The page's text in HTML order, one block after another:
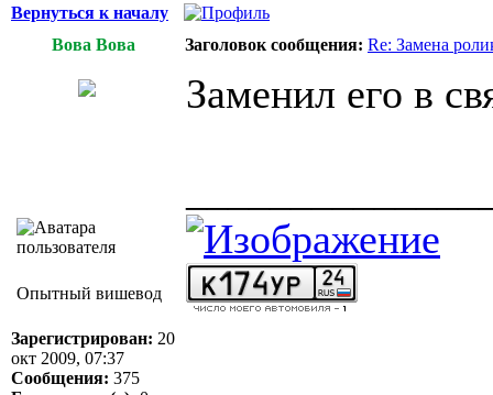
Вернуться к началу
Вова Вова
Заголовок сообщения: Re: Замена
Опытный вишевод
Зарегистрирован: 20
окт 2009, 07:37
Сообщения: 375
Заменил его в